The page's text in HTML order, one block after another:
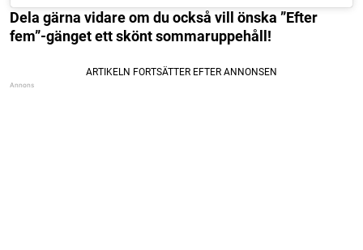
Dela gärna vidare om du också vill önska ”Efter
fem”-gänget ett skönt sommaruppehåll!